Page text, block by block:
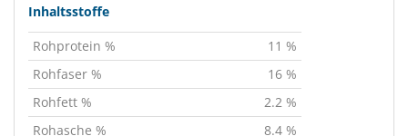
Inhaltsstoffe
Rohprotein %
11 %
Rohfaser %
16 %
Rohfett %
2.2 %
Rohasche %
8.4 %